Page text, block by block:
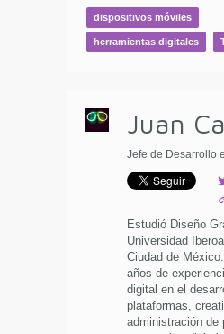
dispositivos móviles
herramientas digitales
Juan
Jefe de Desarrollo
Estudió Diseño
Universidad
Ciudad de
años de
digital en el
plataformas,
administración de